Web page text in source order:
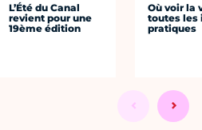
L’Été du Canal
revient pour une
19ème édition
Où voir la
toutes les
pratiques